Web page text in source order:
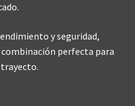
y seguridad,
perfecta para